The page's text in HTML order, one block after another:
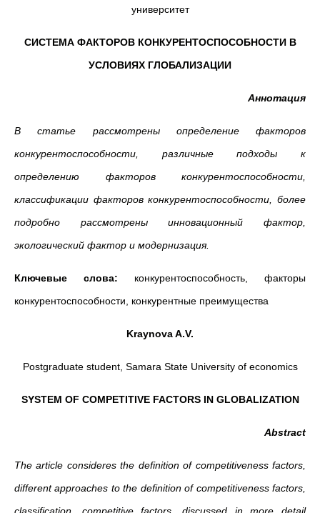
университет
СИСТЕМА ФАКТОРОВ КОНКУРЕНТОСПОСОБНОСТИ В
УСЛОВИЯХ ГЛОБАЛИЗАЦИИ
Аннотация
В статье рассмотрены определение факторов
конкурентоспособности, различные подходы к
определению факторов конкурентоспособности,
классификации факторов конкурентоспособности, более
подробно рассмотрены инновационный фактор,
экологический фактор и модернизация.
Ключевые слова: конкурентоспособность, факторы
конкурентоспособности, конкурентные преимущества
Kraynova A.V.
Postgraduate student, Samara State University of economics
SYSTEM OF COMPETITIVE FACTORS IN GLOBALIZATION
Abstract
The article consideres the definition of competitiveness factors,
different approaches to the definition of competitiveness factors,